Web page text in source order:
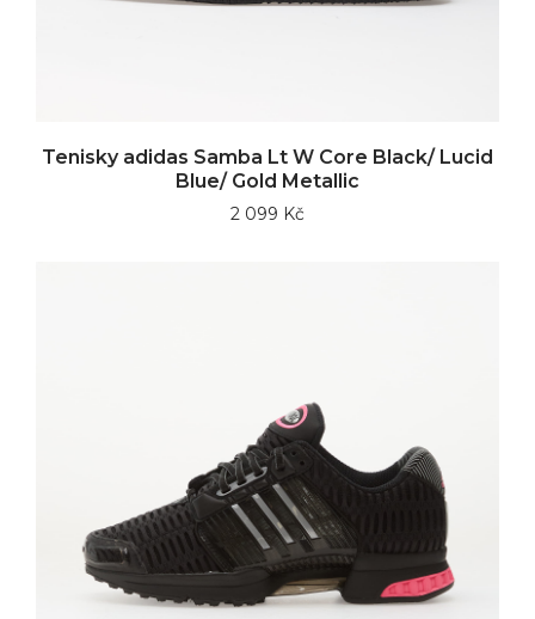
Tenisky adidas Samba Lt W Core Black/ Lucid
Blue/ Gold Metallic
2 099 Kč